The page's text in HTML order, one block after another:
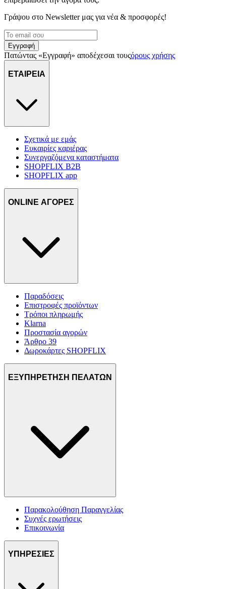
διαφημίσεις και περιεχόμενο, την καλύτερη εικόνα του κοινού
μας και την ανάπτυξη προϊόντων. Επίσης, κοινοποιούμε
τοποθεσίας μας στους συνεργάτες μέσων κοινωνικής
δικτύωσης, διαφημίσεων και ανάλυσης.
Γράψου στο Νewsletter μας για νέα & προσφορές!
Εγγραφή
Πατώντας «Εγγραφή» αποδέχεσαι τουςόρους χρήσης
ΕΤΑΙΡΕΙΑ
Σχετικά με εμάς
Ευκαιρίες καριέρας
Συνεργαζόμενα καταστήματα
SHOPFLIX B2B
SHOPFLIX app
ONLINE ΑΓΟΡΕΣ
Παραδόσεις
Επιστροφές προϊόντων
Τρόποι πληρωμής
Klarna
Προστασία αγορών
Άρθρο 39
Δωροκάρτες SHOPFLIX
ΕΞΥΠΗΡΕΤΗΣΗ ΠΕΛΑΤΩΝ
Παρακολούθηση Παραγγελίας
Συχνές ερωτήσεις
Επικοινωνία
ΥΠΗΡΕΣΙΕΣ